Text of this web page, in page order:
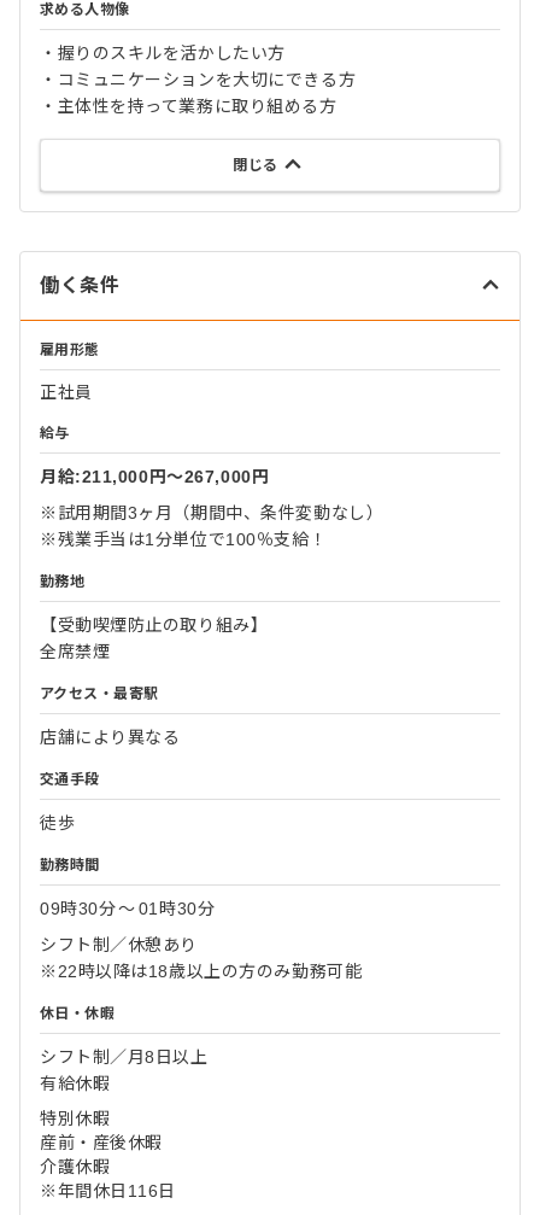
求める人物像
・握りのスキルを活かしたい方
・コミュニケーションを大切にできる方
・主体性を持って業務に取り組める方
閉じる
働く条件
雇用形態
正社員
給与
月給:211,000円〜267,000円
※試用期間3ヶ月（期間中、条件変動なし）
※残業手当は1分単位で100％支給！
勤務地
【受動喫煙防止の取り組み】
全席禁煙
アクセス・最寄駅
店舗により異なる
交通手段
徒歩
勤務時間
09時30分〜01時30分
シフト制／休憩あり
※22時以降は18歳以上の方のみ勤務可能
休日・休暇
シフト制／月8日以上
有給休暇
特別休暇
産前・産後休暇
介護休暇
※年間休日116日